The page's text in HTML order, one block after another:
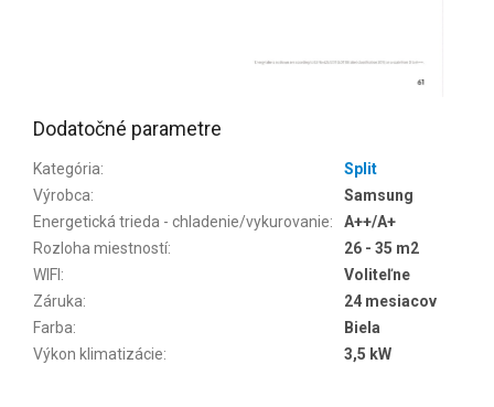
Dodatočné parametre
Kategória:
Split
Výrobca:
Samsung
Energetická trieda - chladenie/vykurovanie:
A++/A+
Rozloha miestností:
26 - 35 m2
WIFI :
Voliteľne
Záruka:
24 mesiacov
Farba:
Biela
Výkon klimatizácie: 3,5 kW